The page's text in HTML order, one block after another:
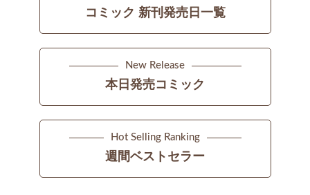
コミック 新刊発売日一覧
New Release
本日発売コミック
Hot Selling Ranking
週間ベストセラー